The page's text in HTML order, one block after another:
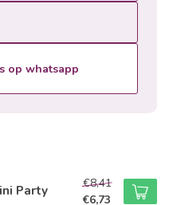
op whatsapp
Party
€8,41
€6,73